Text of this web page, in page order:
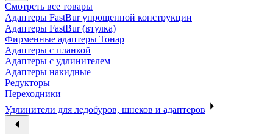
Смотреть все товары
Адаптеры FastBur упрощенной конструкции
Адаптеры FastBur (втулка)
Фирменные адаптеры Тонар
Адаптеры с планкой
Адаптеры с удлинителем
Адаптеры накидные
Редукторы
Переходники
Удлинители для ледобуров, шнеков и адаптеров